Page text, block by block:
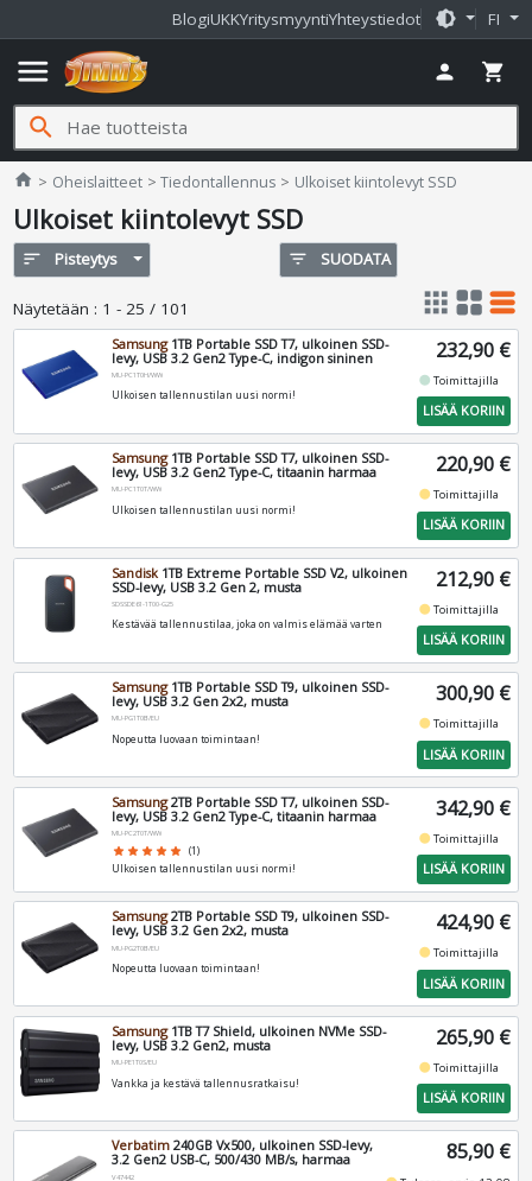
BlogiUKKYritysmyyntiYhteystiedot brightness_medium FI
menu person shopping_cart
search
home Jimms.fi
Oheislaitteet Tiedontallennus Ulkoiset kiintolevyt SSD
Ulkoiset kiintolevyt SSD
sort Pisteytys filter_list SUODATA
Näytetään : 1 - 25 / 101 apps grid_view table_rows
Samsung1TB Portable SSD T7, ulkoinen SSD-
levy, USB 3.2 Gen2 Type-C, indigon sininen
MU-PC1T0H/WW
Ulkoisen tallennustilan uusi normi!
232,90 €
fiber_manual_recordToimittajilla
LISÄÄ KORIIN
Samsung1TB Portable SSD T7, ulkoinen SSD-
levy, USB 3.2 Gen2 Type-C, titaanin harmaa
MU-PC1T0T/WW
Ulkoisen tallennustilan uusi normi!
220,90 €
fiber_manual_recordToimittajilla
LISÄÄ KORIIN
Sandisk 1TB Extreme Portable SSD V2, ulkoinen
SSD-levy, USB 3.2 Gen 2, musta
SDSSDE61-1T00-G25
Kestävää tallennustilaa, joka on valmis elämää varten
212,90 €
fiber_manual_recordToimittajilla
LISÄÄ KORIIN
Samsung1TB Portable SSD T9, ulkoinen SSD-
levy, USB 3.2 Gen 2x2, musta
MU-PG1T0B/EU
Nopeutta luovaan toimintaan!
300,90 €
fiber_manual_recordToimittajilla
LISÄÄ KORIIN
Samsung2TB Portable SSD T7, ulkoinen SSD-
levy, USB 3.2 Gen2 Type-C, titaanin harmaa
MU-PC2T0T/WW
star star star star star (1)
Ulkoisen tallennustilan uusi normi!
342,90 €
fiber_manual_recordToimittajilla
LISÄÄ KORIIN
Samsung2TB Portable SSD T9, ulkoinen SSD-
levy, USB 3.2 Gen 2x2, musta
MU-PG2T0B/EU
Nopeutta luovaan toimintaan!
424,90 €
fiber_manual_recordToimittajilla
LISÄÄ KORIIN
Samsung1TB T7 Shield, ulkoinen NVMe SSD-
levy, USB 3.2 Gen2, musta
MU-PE1T0S/EU
Vankka ja kestävä tallennusratkaisu!
265,90 €
fiber_manual_recordToimittajilla
LISÄÄ KORIIN
Verbatim 240GB Vx500, ulkoinen SSD-levy,
3.2 Gen2 USB-C, 500/430 MB/s, harmaa
V47442
85,90 €